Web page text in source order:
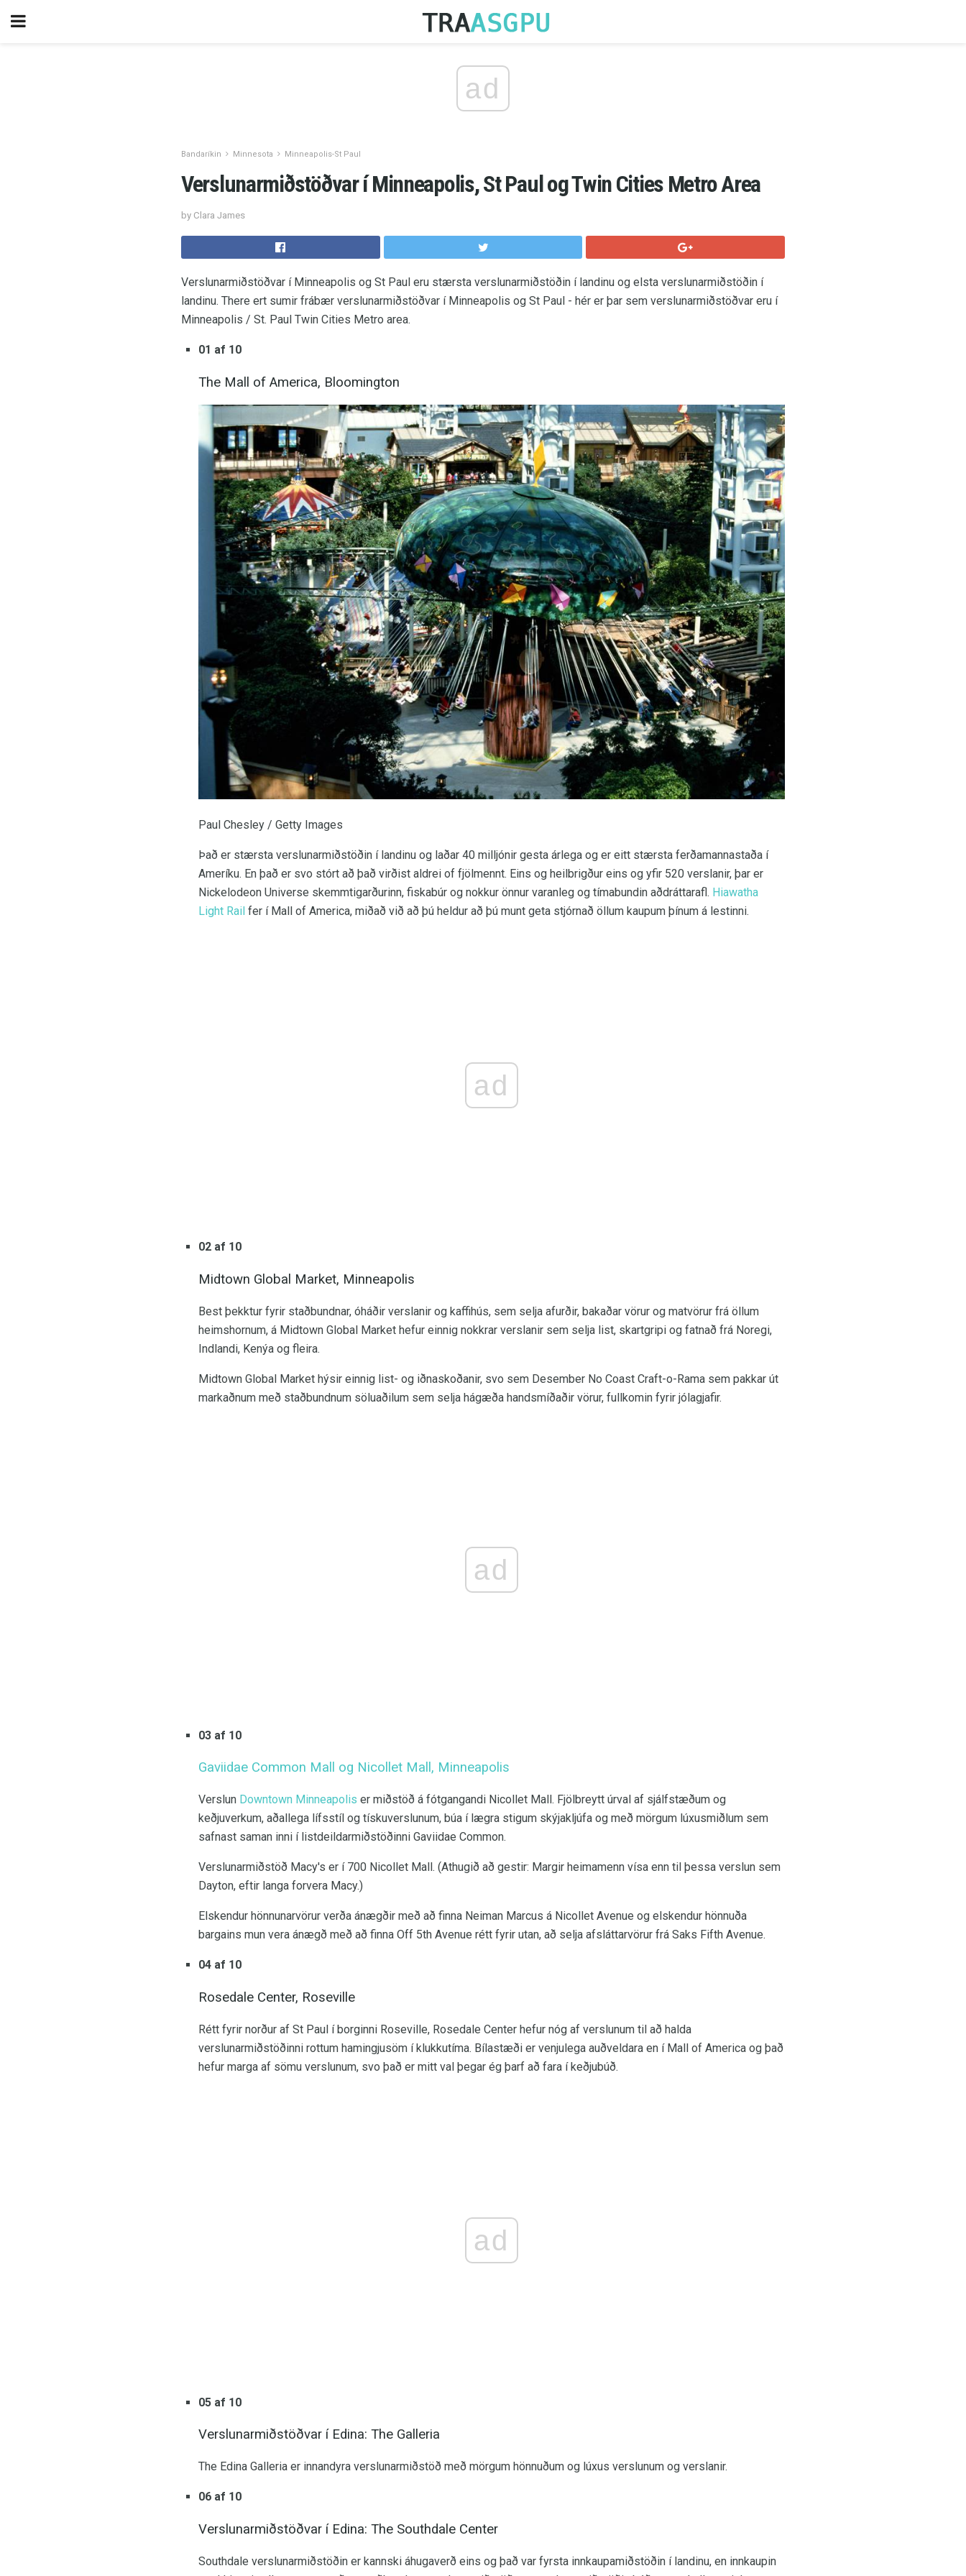
ad
Bandaríkin Minnesota Minneapolis-St Paul
Verslunarmiðstöðvar í Minneapolis, St Paul og Twin Cities Metro Area
by Clara James
Verslunarmiðstöðvar í Minneapolis og St Paul eru stærsta verslunarmiðstöðin í landinu og elsta verslunarmiðstöðin í
landinu. There ert sumir frábær verslunarmiðstöðvar í Minneapolis og St Paul - hér er þar sem verslunarmiðstöðvar eru í
Minneapolis / St. Paul Twin Cities Metro area.
01 af 10
The Mall of America, Bloomington
Paul Chesley / Getty Images
Það er stærsta verslunarmiðstöðin í landinu og laðar 40 milljónir gesta árlega og er eitt stærsta ferðamannastaða í
Ameríku. En það er svo stórt að það virðist aldrei of fjölmennt. Eins og heilbrigður eins og yfir 520 verslanir, þar er
Nickelodeon Universe skemmtigarðurinn, fiskabúr og nokkur önnur varanleg og tímabundin aðdráttarafl. Hiawatha
Light Rail fer í Mall of America, miðað við að þú heldur að þú munt geta stjórnað öllum kaupum þínum á lestinni.
ad
02 af 10
Midtown Global Market, Minneapolis
Best þekktur fyrir staðbundnar, óháðir verslanir og kaffihús, sem selja afurðir, bakaðar vörur og matvörur frá öllum
heimshornum, á Midtown Global Market hefur einnig nokkrar verslanir sem selja list, skartgripi og fatnað frá Noregi,
Indlandi, Kenýa og fleira.
Midtown Global Market hýsir einnig list- og iðnaskoðanir, svo sem Desember No Coast Craft-o-Rama sem pakkar út
markaðnum með staðbundnum söluaðilum sem selja hágæða handsmíðaðir vörur, fullkomin fyrir jólagjafir.
ad
03 af 10
Gaviidae Common Mall og Nicollet Mall, Minneapolis
Verslun Downtown Minneapolis er miðstöð á fótgangandi Nicollet Mall. Fjölbreytt úrval af sjálfstæðum og
keðjuverkum, aðallega lífsstíl og tískuverslunum, búa í lægra stigum skýjakljúfa og með mörgum lúxusmiðlum sem
safnast saman inni í listdeildarmiðstöðinni Gaviidae Common.
Verslunarmiðstöð Macy's er í 700 Nicollet Mall. (Athugið að gestir: Margir heimamenn vísa enn til þessa verslun sem
Dayton, eftir langa forvera Macy.)
Elskendur hönnunarvörur verða ánægðir með að finna Neiman Marcus á Nicollet Avenue og elskendur hönnuða
bargains mun vera ánægð með að finna Off 5th Avenue rétt fyrir utan, að selja afsláttarvörur frá Saks Fifth Avenue.
04 af 10
Rosedale Center, Roseville
Rétt fyrir norður af St Paul í borginni Roseville, Rosedale Center hefur nóg af verslunum til að halda
verslunarmiðstöðinni rottum hamingjusöm í klukkutíma. Bílastæði er venjulega auðveldara en í Mall of America og það
hefur marga af sömu verslunum, svo það er mitt val þegar ég þarf að fara í keðjubúð.
ad
05 af 10
Verslunarmiðstöðvar í Edina: The Galleria
The Edina Galleria er innandyra verslunarmiðstöð með mörgum hönnuðum og lúxus verslunum og verslanir.
06 af 10
Verslunarmiðstöðvar í Edina: The Southdale Center
Southdale verslunarmiðstöðin er kannski áhugaverð eins og það var fyrsta innkaupamiðstöðin í landinu, en innkaupin